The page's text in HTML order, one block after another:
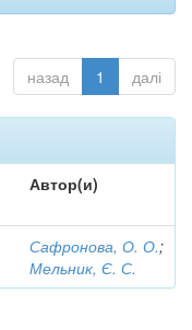
назад 1 далі
Автор(и)
Сафронова, О. О.;
Мельник, Є. С.